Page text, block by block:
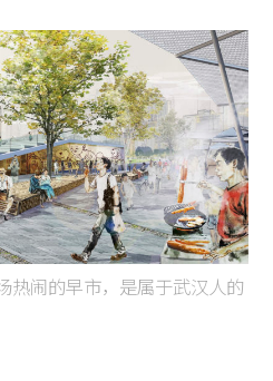
热闹的早市，是属于武汉人的